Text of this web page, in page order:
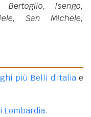
Isengo,
San Michele,
più Belli d'Italiae
Lombardia.